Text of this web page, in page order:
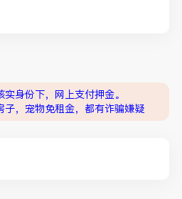
身份下，网上支付押金。
子，宠物免租金，都有诈骗嫌疑